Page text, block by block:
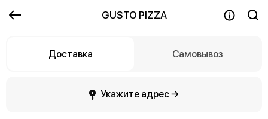
GUSTO PIZZA
Доставка Самовывоз
Укажите адрес →